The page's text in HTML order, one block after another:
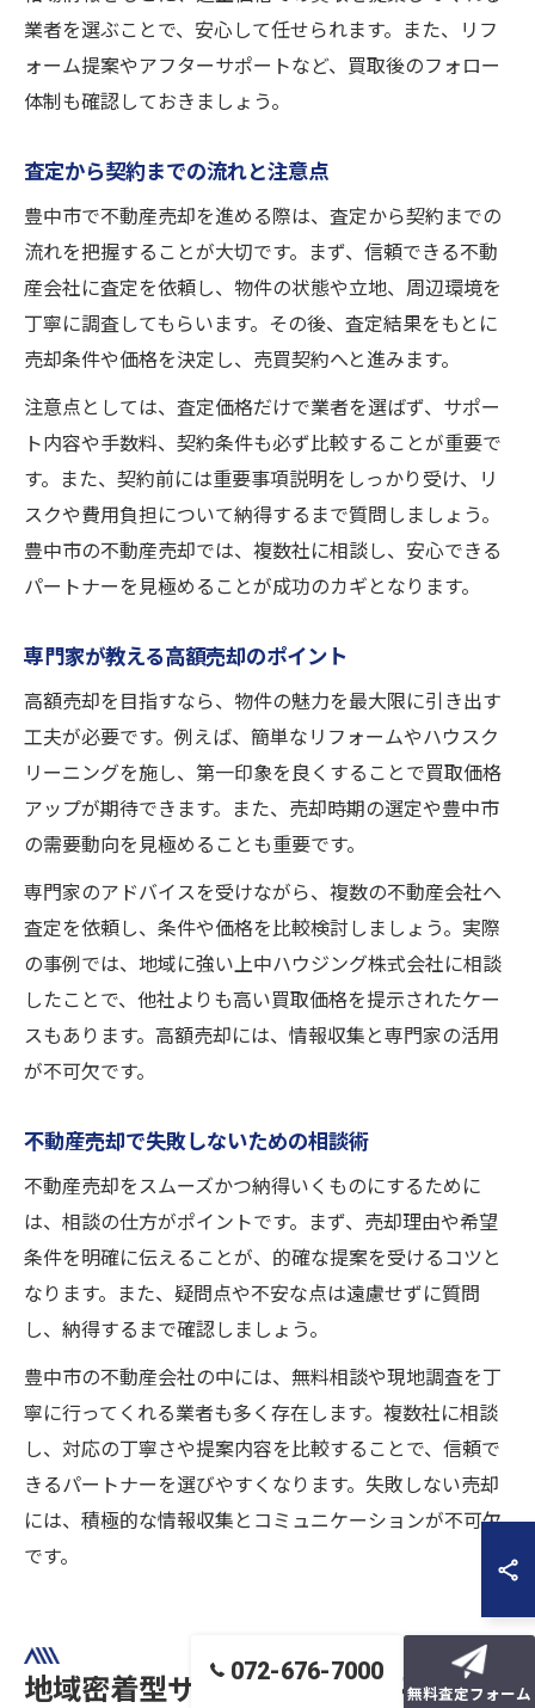
業者を選ぶことで、安心して任せられます。また、リフ
ォーム提案やアフターサポートなど、買取後のフォロー
体制も確認しておきましょう。
査定から契約までの流れと注意点
豊中市で不動産売却を進める際は、査定から契約までの
流れを把握することが大切です。まず、信頼できる不動
産会社に査定を依頼し、物件の状態や立地、周辺環境を
丁寧に調査してもらいます。その後、査定結果をもとに
売却条件や価格を決定し、売買契約へと進みます。
注意点としては、査定価格だけで業者を選ばず、サポー
ト内容や手数料、契約条件も必ず比較することが重要で
す。また、契約前には重要事項説明をしっかり受け、リ
スクや費用負担について納得するまで質問しましょう。
豊中市の不動産売却では、複数社に相談し、安心できる
パートナーを見極めることが成功のカギとなります。
専門家が教える高額売却のポイント
高額売却を目指すなら、物件の魅力を最大限に引き出す
工夫が必要です。例えば、簡単なリフォームやハウスク
リーニングを施し、第一印象を良くすることで買取価格
アップが期待できます。また、売却時期の選定や豊中市
の需要動向を見極めることも重要です。
専門家のアドバイスを受けながら、複数の不動産会社へ
査定を依頼し、条件や価格を比較検討しましょう。実際
の事例では、地域に強い上中ハウジング株式会社に相談
したことで、他社よりも高い買取価格を提示されたケー
スもあります。高額売却には、情報収集と専門家の活用
が不可欠です。
不動産売却で失敗しないための相談術
不動産売却をスムーズかつ納得いくものにするために
は、相談の仕方がポイントです。まず、売却理由や希望
条件を明確に伝えることが、的確な提案を受けるコツと
なります。また、疑問点や不安な点は遠慮せずに質問
し、納得するまで確認しましょう。
豊中市の不動産会社の中には、無料相談や現地調査を丁
寧に行ってくれる業者も多く存在します。複数社に相談
し、対応の丁寧さや提案内容を比較することで、信頼で
きるパートナーを選びやすくなります。失敗しない売却
には、積極的な情報収集とコミュニケーションが不可欠
です。
地域密着型サービスが選ばれる理由
072-676-7000
無料査定フォーム